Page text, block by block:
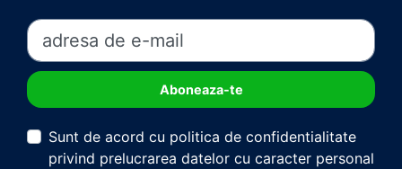
Sunt de acord cu politica de confidentialitate
privind prelucrarea datelor cu caracter personal